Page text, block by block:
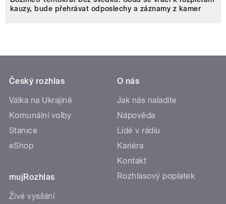
kauzy, bude přehrávat odposlechy a záznamy z kamer
Český rozhlas
Válka na Ukrajině
Komunální volby
Stanice
eShop
mujRozhlas
Živé vysílání
O nás
Jak nás naladíte
Nápověda
Lidé v rádiu
Kariéra
Kontakt
Rozhlasový poplatek